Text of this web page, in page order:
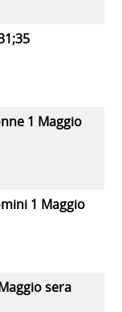
1 Maggio
1 Maggio
sera